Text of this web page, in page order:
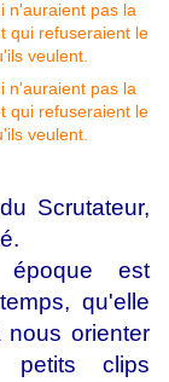
Scrutateur,
est
qu'elle
orienter
petits clips